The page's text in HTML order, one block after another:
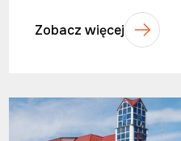
Zobacz więcej